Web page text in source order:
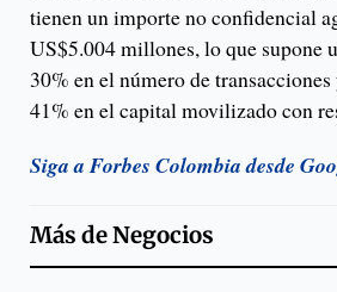
tienen un importe no confidencial
US$5.004 millones, lo que supone
30% en el número de
41% en el capital movilizado con
Siga a Forbes Colombia desde
Más deNegocios